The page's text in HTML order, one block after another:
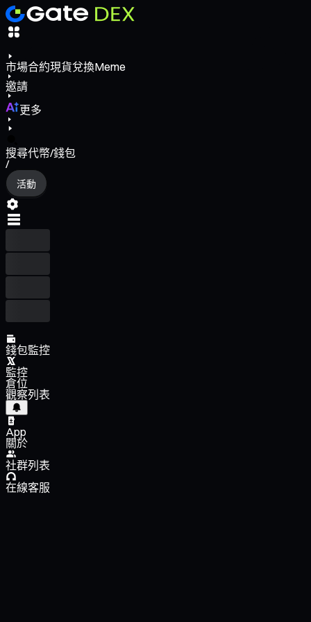
市場合約現貨兌換Meme
邀請
更多
搜尋代幣/錢包
/
活動
錢包監控
監控
倉位
觀察列表
App
關於
社群列表
在線客服